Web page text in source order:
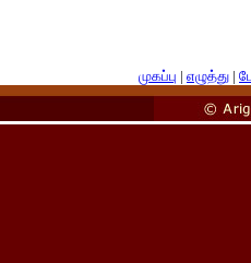
முகப்பு | எழுத்து |